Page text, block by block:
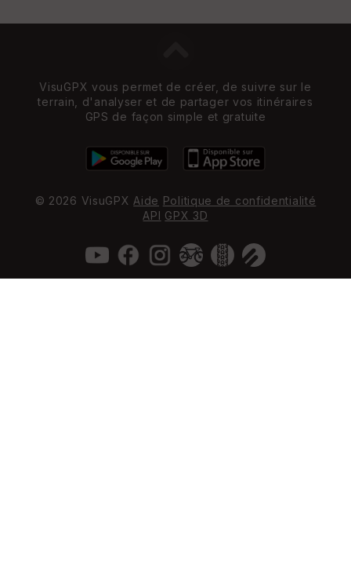
VisuGPX vous permet de créer, de suivre sur le
terrain, d'analyser et de partager vos itinéraires
GPS de façon simple et gratuite
© 2026 VisuGPX Aide Politique de confidentialité
API GPX 3D